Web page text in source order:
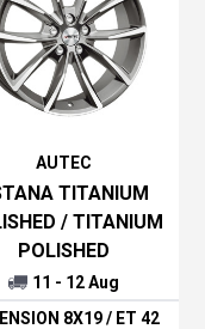
AUTEC
TITANIUM
/ TITANIUM
POLISHED
11 - 12 Aug
8X19 / ET 42